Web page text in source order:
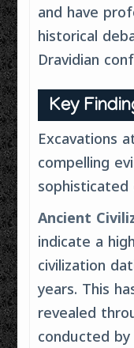
and have
historical
Dravidian
Key
Excavations
compelling
sophisticated
Ancient
indicate a
civilization
years. This
revealed
conducted